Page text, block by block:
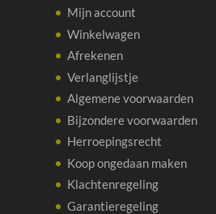
Mijn account
Winkelwagen
Afrekenen
Verlanglijstje
Algemene voorwaarden
Bijzondere voorwaarden
Herroepingsrecht
Koop ongedaan maken
Klachtenregeling
Garantieregeling